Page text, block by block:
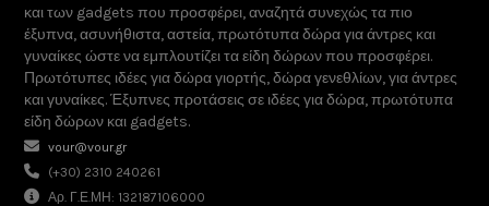
και των gadgets που προσφέρει, αναζητά συνεχώς τα πιο
έξυπνα, ασυνήθιστα, αστεία, πρωτότυπα δώρα για άντρες και
γυναίκες ώστε να εμπλουτίζει τα είδη δώρων που προσφέρει.
Πρωτότυπες ιδέες για δώρα γιορτής, δώρα γενεθλίων, για άντρες
και γυναίκες. Έξυπνες προτάσεις σε ιδέες για δώρα, πρωτότυπα
είδη δώρων και gadgets.
vour@vour.gr
(+30) 2310 240261
Αρ. Γ.Ε.ΜΗ: 132187106000